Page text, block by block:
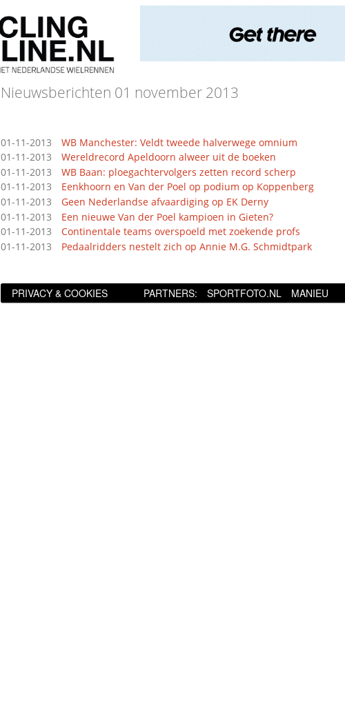
Nieuwsberichten 01 november 2013
01-11-2013
WB Manchester: Veldt tweede halverwege omnium
01-11-2013
Wereldrecord Apeldoorn alweer uit de boeken
01-11-2013
WB Baan: ploegachtervolgers zetten record scherp
01-11-2013
Eenkhoorn en Van der Poel op podium op Koppenberg
01-11-2013
Geen Nederlandse afvaardiging op EK Derny
01-11-2013
Een nieuwe Van der Poel kampioen in Gieten?
01-11-2013
Continentale teams overspoeld met zoekende profs
01-11-2013
Pedaalridders nestelt zich op Annie M.G. Schmidtpark
PRIVACY & COOKIES PARTNERS: SPORTFOTO.NL MANIEU